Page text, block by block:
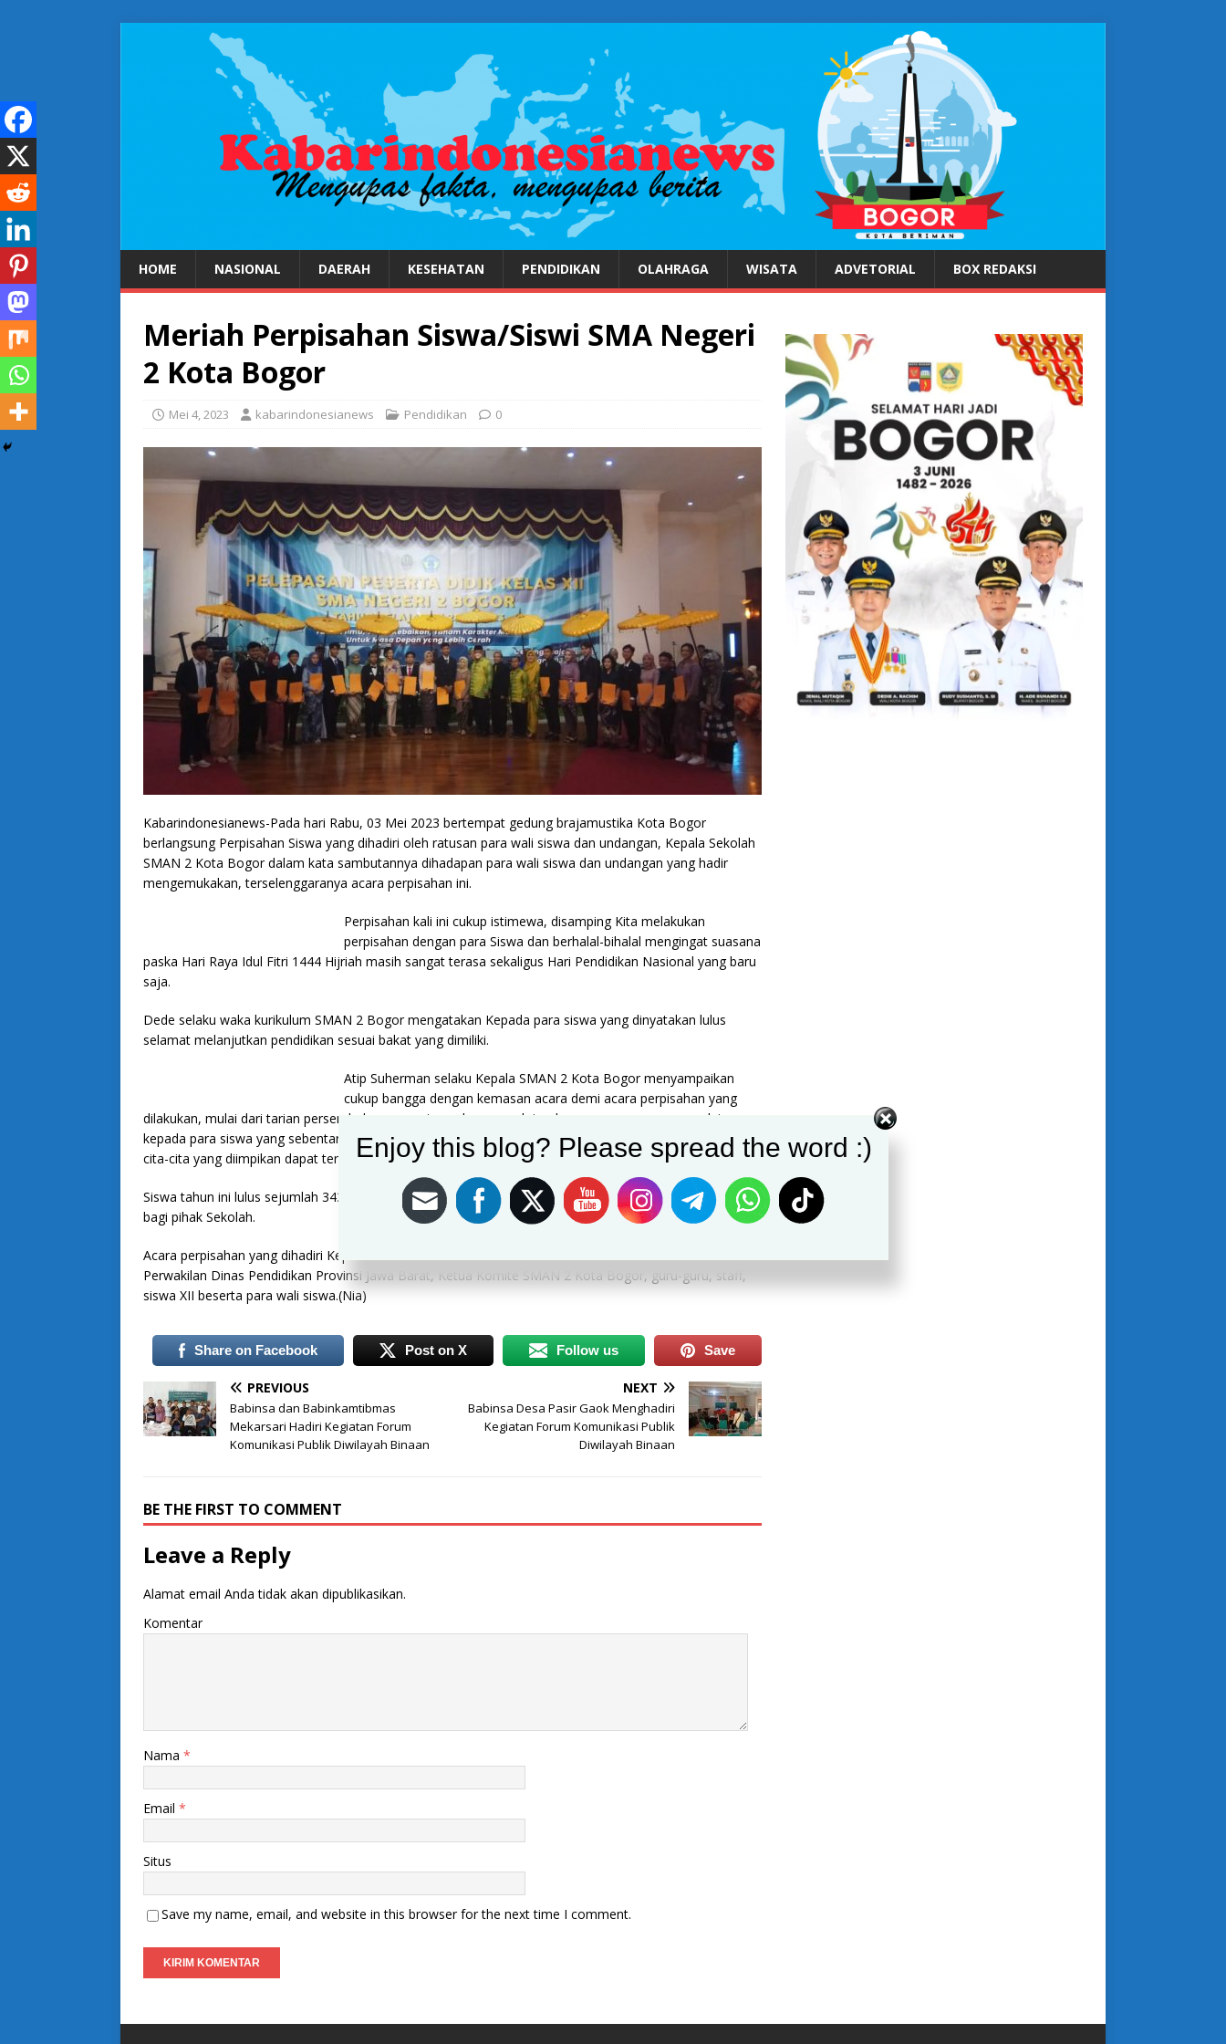
HOME NASIONAL DAERAH KESEHATAN PENDIDIKAN OLAHRAGA WISATA ADVETORIAL BOX REDAKSI
Meriah Perpisahan Siswa/Siswi SMA Negeri
2 Kota Bogor
Mei 4, 2023 kabarindonesianews Pendidikan 0
Kabarindonesianews-Pada hari Rabu, 03 Mei 2023 bertempat gedung brajamustika Kota Bogor
berlangsung Perpisahan Siswa yang dihadiri oleh ratusan para wali siswa dan undangan, Kepala Sekolah
SMAN 2 Kota Bogor dalam kata sambutannya dihadapan para wali siswa dan undangan yang hadir
mengemukakan, terselenggaranya acara perpisahan ini.
Perpisahan kali ini cukup istimewa, disamping Kita melakukan
perpisahan dengan para Siswa dan berhalal-bihalal mengingat suasana
paska Hari Raya Idul Fitri 1444 Hijriah masih sangat terasa sekaligus Hari Pendidikan Nasional yang baru
saja.
Dede selaku waka kurikulum SMAN 2 Bogor mengatakan Kepada para siswa yang dinyatakan lulus
selamat melanjutkan pendidikan sesuai bakat yang dimiliki.
Atip Suherman selaku Kepala SMAN 2 Kota Bogor menyampaikan
cukup bangga dengan kemasan acara demi acara perpisahan yang
dilakukan, mulai dari tarian persembahan, nyanyian solo para pelajar dan ragam susunan acara lainnya,
kepada para siswa yang sebentar lagi akan melanjutkan pendidikan ke sekolah yang lebih tinggi, semoga
cita-cita yang diimpikan dapat terujut untuk kedepannya.
Siswa tahun ini lulus sejumlah 343 siswa dan siswa berprestasi 22 siswa yang cukup membanggakan
bagi pihak Sekolah.
Acara perpisahan yang dihadiri Kepala SMAN 2 Kota Bogor, Semua Kepala SMAN Se Kota Bogor,
Perwakilan Dinas Pendidikan Provinsi Jawa Barat, Ketua Komite SMAN 2 Kota Bogor, guru-guru, staff,
siswa XII beserta para wali siswa.(Nia)
Share on Facebook Post on X Follow us Save
PREVIOUS
Babinsa dan Babinkamtibmas
Mekarsari Hadiri Kegiatan Forum
Komunikasi Publik Diwilayah Binaan
NEXT
Babinsa Desa Pasir Gaok Menghadiri
Kegiatan Forum Komunikasi Publik
Diwilayah Binaan
BE THE FIRST TO COMMENT
Leave a Reply
Alamat email Anda tidak akan dipublikasikan.
Komentar
Nama *
Email *
Situs
Save my name, email, and website in this browser for the next time I comment.
Enjoy this blog? Please spread the word :)